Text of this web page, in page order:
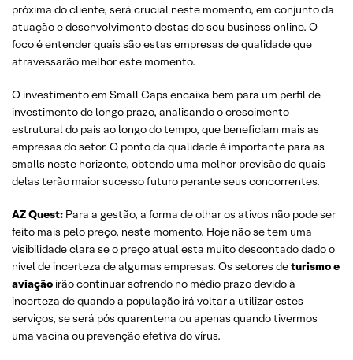
próxima do cliente, será crucial neste momento, em conjunto da
atuação e desenvolvimento destas do seu business online. O
foco é entender quais são estas empresas de qualidade que
atravessarão melhor este momento.
O investimento em Small Caps encaixa bem para um perfil de
investimento de longo prazo, analisando o crescimento
estrutural do país ao longo do tempo, que beneficiam mais as
empresas do setor. O ponto da qualidade é importante para as
smalls neste horizonte, obtendo uma melhor previsão de quais
delas terão maior sucesso futuro perante seus concorrentes.
AZ Quest: Para a gestão, a forma de olhar os ativos não pode ser
feito mais pelo preço, neste momento. Hoje não se tem uma
visibilidade clara se o preço atual esta muito descontado dado o
nível de incerteza de algumas empresas. Os setores deturismo e
aviação irão continuar sofrendo no médio prazo devido à
incerteza de quando a população irá voltar a utilizar estes
serviços, se será pós quarentena ou apenas quando tivermos
uma vacina ou prevenção efetiva do vírus.